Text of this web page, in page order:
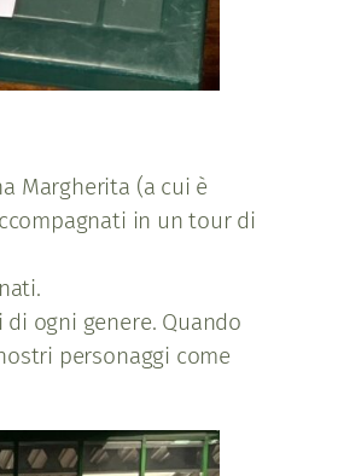
Margherita (a cui è
in un tour di
ogni genere. Quando
personaggi come